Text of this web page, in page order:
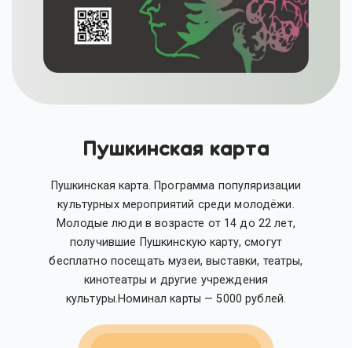
Пушкинская карта
Пушкинская карта. Программа популяризации
культурных мероприятий среди молодёжи.
Молодые люди в возрасте от 14 до 22 лет,
получившие Пушкинскую карту, смогут
бесплатно посещать музеи, выставки, театры,
кинотеатры и другие учреждения
культуры.Номинал карты — 5000 рублей.